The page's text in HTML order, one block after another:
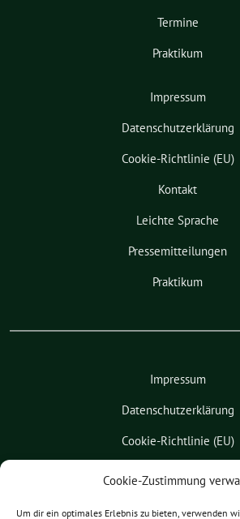
Cookie-Zustimmung
Um dir ein optimales Erlebnis zu bieten, verwenden
Termine
Praktikum
Impressum
Datenschutzerklärung
Cookie-Richtlinie (EU)
Kontakt
Leichte Sprache
Pressemitteilungen
Praktikum
Impressum
Datenschutzerklärung
Cookie-Richtlinie (EU)